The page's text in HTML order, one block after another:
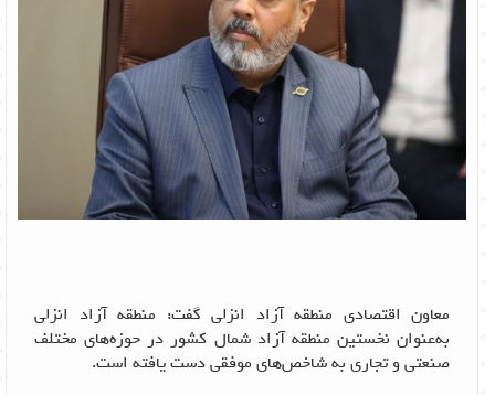
معاون اقتصادی منطقه آزاد انزلی گفت: منطقه آزاد انزلی
به‌عنوان نخستین منطقه آزاد شمال کشور در حوزه‌های مختلف
صنعتی و تجاری به شاخص‌های موفقی دست یافته است.